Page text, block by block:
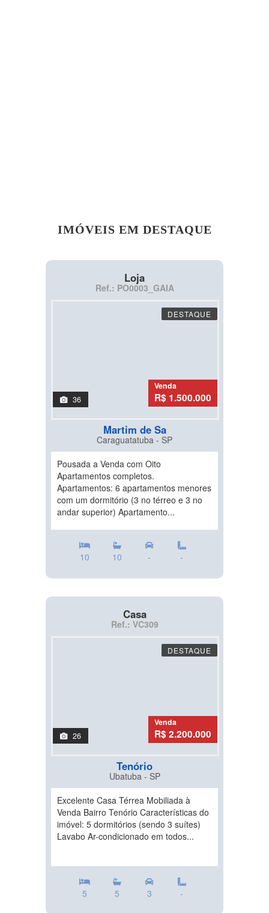
IMÓVEIS EM DESTAQUE
Loja
Ref.: PO0003_GAIA
DESTAQUE
36
Venda
R$ 1.500.000
Martim de Sa
Caraguatatuba - SP
Pousada a Venda com Oito
Apartamentos completos.
Apartamentos: 6 apartamentos menores
com um dormitório (3 no térreo e 3 no
andar superior) Apartamento...
10 10 - -
Casa
Ref.: VC309
DESTAQUE
26
Venda
R$ 2.200.000
Tenório
Ubatuba - SP
Excelente Casa Térrea Mobiliada à
Venda Bairro Tenório Características do
imóvel: 5 dormitórios (sendo 3 suítes)
Lavabo Ar-condicionado em todos...
5 5 3 -